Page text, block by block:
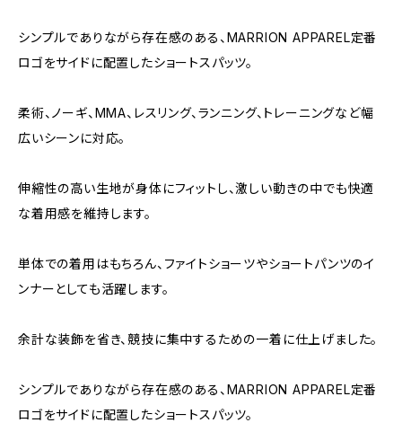
シンプルでありながら存在感のある、MARRION APPAREL定番
ロゴをサイドに配置したショートスパッツ。
柔術、ノーギ、MMA、レスリング、ランニング、トレーニングなど幅
広いシーンに対応。
伸縮性の高い生地が身体にフィットし、激しい動きの中でも快適
な着用感を維持します。
単体での着用はもちろん、ファイトショーツやショートパンツのイ
ンナーとしても活躍します。
余計な装飾を省き、競技に集中するための一着に仕上げました。
シンプルでありながら存在感のある、MARRION APPAREL定番
ロゴをサイドに配置したショートスパッツ。